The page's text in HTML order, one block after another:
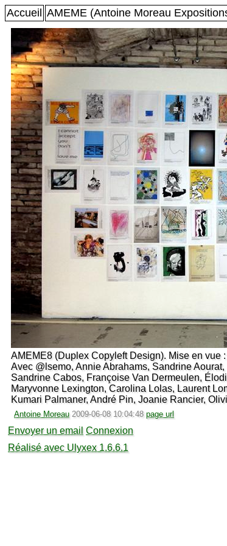
Accueil AMEME (Antoine Moreau
AMEME8 (Duplex Copyleft Design). Mise en vue
Avec @lsemo, Annie Abrahams, Sandrine
Sandrine Cabos, Françoise Van Dermeulen,
Maryvonne Lexington, Carolina Lolas, Laurent
Kumari Palmaner, André Pin, Joanie Rancier,
Antoine Moreau 2009-06-08 10:04:48 page url
Envoyer un email Connexion
Réalisé avec Ulyxex 1.6.6.1